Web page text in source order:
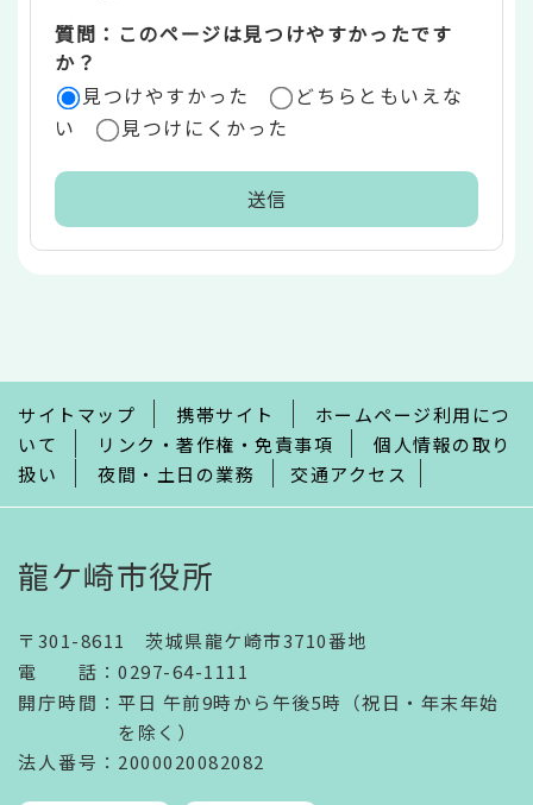
質問：このページは見つけやすかったです
か？
見つけやすかった
どちらともいえな
い
見つけにくかった
で
サイトマップ 携帯サイト
ホームページ利用につ
いて
リンク・著作権・免責事項
個人情報の取り
扱い
夜間・土日の業務 交通アクセス
龍ケ崎市役所
〒301-8611 茨城県龍ケ崎市3710番地
電話 ： 0297-64-1111
開庁時間 ： 平日 午前9時から午後5時（祝日・年末年始
を除く）
法人番号 ：2000020082082